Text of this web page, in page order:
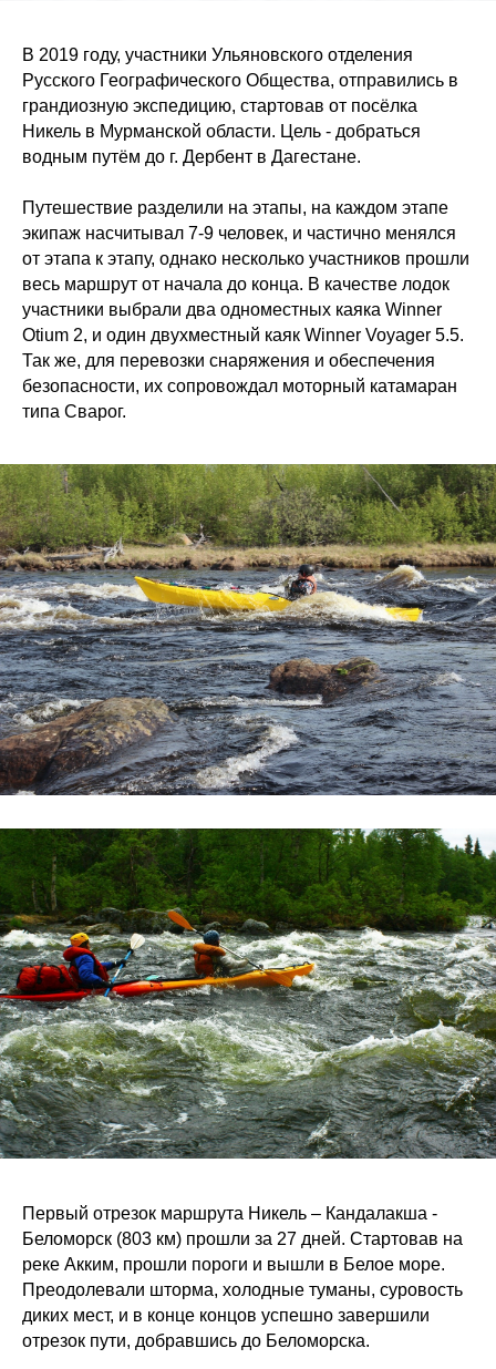
В 2019 году, участники Ульяновского отделения
Русского Географического Общества, отправились в
грандиозную экспедицию, стартовав от посёлка
Никель в Мурманской области. Цель - добраться
водным путём до г. Дербент в Дагестане.
Путешествие разделили на этапы, на каждом этапе
экипаж насчитывал 7-9 человек, и частично менялся
от этапа к этапу, однако несколько участников прошли
весь маршрут от начала до конца. В качестве лодок
участники выбрали два одноместных каяка Winner
Otium 2, и один двухместный каяк Winner Voyager 5.5.
Так же, для перевозки снаряжения и обеспечения
безопасности, их сопровождал моторный катамаран
типа Сварог.
Первый отрезок маршрута Никель – Кандалакша -
Беломорск (803 км) прошли за 27 дней. Стартовав на
реке Акким, прошли пороги и вышли в Белое море.
Преодолевали шторма, холодные туманы, суровость
диких мест, и в конце концов успешно завершили
отрезок пути, добравшись до Беломорска.